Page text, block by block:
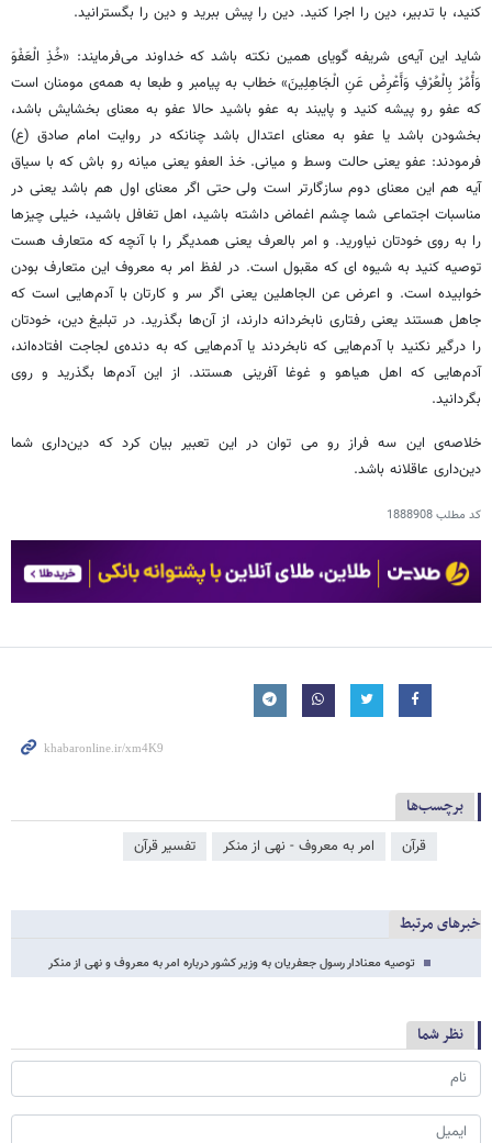
کنید، با تدبیر، دین را اجرا کنید. دین را پیش ببرید و دین را بگسترانید.
شاید این آیه‌ی شریفه گویای همین نکته باشد که خداوند می‌فرمایند: «خُذِ الْعَفْوَ
وَأْمُرْ بِالْعُرْفِ وَأَعْرِضْ عَنِ الْجَاهِلِینَ» خطاب به پیامبر و طبعا به همه‌ی مومنان است
که عفو رو پیشه کنید و پایبند به عفو باشید حالا عفو به معنای بخشایش باشد،
بخشودن باشد یا عفو به معنای اعتدال باشد چنانکه در روایت امام صادق (ع)
فرمودند: عفو یعنی حالت وسط و میانی. خذ العفو یعنی میانه رو باش که با سیاق
آیه هم این معنای دوم سازگارتر است ولی حتی اگر معنای اول هم باشد یعنی در
مناسبات اجتماعی شما چشم اغماض داشته باشید، اهل تغافل باشید، خیلی چیزها
را به روی خودتان نیاورید. و امر بالعرف یعنی همدیگر را با آنچه که متعارف هست
توصیه کنید به شیوه ای که مقبول است. در لفظ امر به معروف این متعارف بودن
خوابیده است. و اعرض عن الجاهلین یعنی اگر سر و کارتان با آدم‌هایی است که
جاهل هستند یعنی رفتاری نابخردانه دارند، از آن‌ها بگذرید. در تبلیغ دین، خودتان
را درگیر نکنید با آدم‌هایی که نابخردند یا آدم‌هایی که به دنده‌ی لجاجت افتاده‌اند،
آدم‌هایی که اهل هیاهو و غوغا آفرینی هستند. از این آدم‌ها بگذرید و روی
بگردانید.
خلاصه‌ی این سه فراز رو می توان در این تعبیر بیان کرد که دین‌داری شما
دین‌داری عاقلانه باشد.
کد مطلب1888908
برچسب‌ها
قرآن امر به معروف - نهی از منکر تفسیر قرآن
خبرهای مرتبط
توصیه معنادار رسول جعفریان به وزیر کشور درباره امر به معروف و نهی از منکر
نظر شما